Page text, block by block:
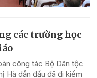
các trường học
công tác Bộ Dân tộc
Hà dẫn đầu đã đi kiểm